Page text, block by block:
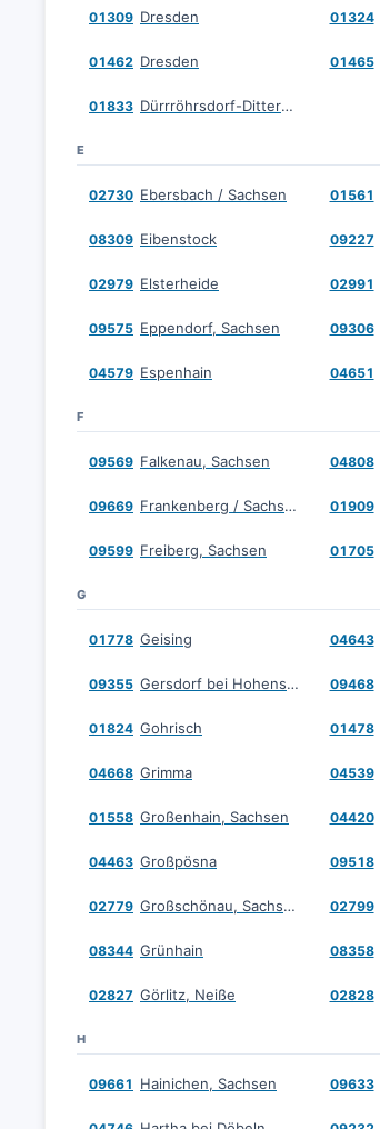
01309 Dresden 01324
01462 Dresden 01465
01833 Dürrröhrsdorf-Dittersbach
E
02730 Ebersbach / Sachsen 01561
08309 Eibenstock 09227
02979 Elsterheide 02991
09575 Eppendorf, Sachsen 09306
04579 Espenhain 04651
F
09569 Falkenau, Sachsen 04808
09669 Frankenberg / Sachsen 01909
09599 Freiberg, Sachsen 01705
G
01778 Geising 04643
09355 Gersdorf bei Hohenstein-Ernstthal 09468
01824 Gohrisch 01478
04668 Grimma 04539
01558 Großenhain, Sachsen 04420
04463 Großpösna 09518
02779 Großschönau, Sachsen 02799
08344 Grünhain 08358
02827 Görlitz, Neiße 02828
H
09661 Hainichen, Sachsen 09633